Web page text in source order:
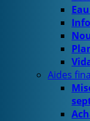
Aides